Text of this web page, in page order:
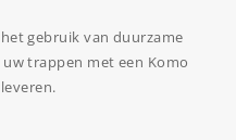
gebruik van duurzame
trappen met een Komo